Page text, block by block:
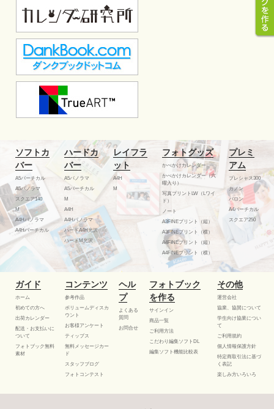
ソフトカ
バー
A5バーチカル
A5パノラマ
スクエア140
M
A4Hパノラマ
A4Hバーチカル
ハードカ
バー
A5パノラマ
A5バーチカル
M
A4H
A4Hパノラマ
ハードA4H光沢
ハードM光沢
レイフラ
ット
A4H
M
フォトグッズ
かべかけカレンダー
かべかけカレンダー（六
曜入り）
写真プリントLW（Lワイ
ド）
ノート
A3FINEプリント（縦）
A3FINEプリント（横）
A4FINEプリント（縦）
A4FINEプリント（横）
プレミ
アム
プレシャス300
カノン
バロン
A4バーチカル
スクエア250
ガイド
ホーム
初めての方へ
出荷カレンダー
配送・お支払いに
ついて
フォトブック無料
素材
コンテンツ
参考作品
ボリュームディスカ
ウント
お客様アンケート
ティップス
無料メッセージカー
ド
スタッフブログ
フォトコンテスト
ヘル
プ
よくある
質問
お問合せ
フォトブック
を作る
サインイン
商品一覧
ご利用方法
こだわり編集ソフトDL
編集ソフト機能比較表
その他
運営会社
協業、協賛について
学生向け協業につい
て
ご利用規約
個人情報保護方針
特定商取引法に基づ
く表記
楽しみ方いろいろ